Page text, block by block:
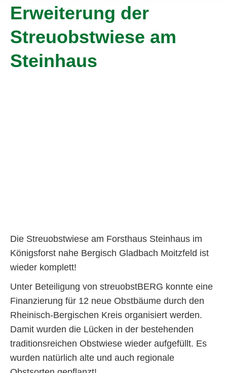
Erweiterung der
Streuobstwiese am
Steinhaus
Die Streuobstwiese am Forsthaus Steinhaus im
Königsforst nahe Bergisch Gladbach Moitzfeld ist
wieder komplett!
Unter Beteiligung von streuobstBERG konnte eine
Finanzierung für 12 neue Obstbäume durch den
Rheinisch-Bergischen Kreis organisiert werden.
Damit wurden die Lücken in der bestehenden
traditionsreichen Obstwiese wieder aufgefüllt. Es
wurden natürlich alte und auch regionale